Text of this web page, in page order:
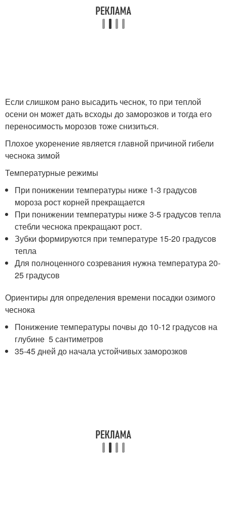
Если слишком рано высадить чеснок, то при теплой
осени он может дать всходы до заморозков и тогда его
переносимость морозов тоже снизиться.
Плохое укоренение является главной причиной гибели
чеснока зимой
Температурные режимы
При понижении температуры ниже 1-3 градусов
мороза рост корней прекращается
При понижении температуры ниже 3-5 градусов тепла
стебли чеснока прекращают рост.
Зубки формируются при температуре 15-20 градусов
тепла
Для полноценного созревания нужна температура 20-
25 градусов
Ориентиры для определения времени посадки озимого
чеснока
Понижение температуры почвы до 10-12 градусов на
глубине 5 сантиметров
35-45 дней до начала устойчивых заморозков